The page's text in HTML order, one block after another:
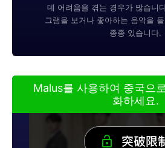
데 어려움을 겪는 경우가 많습니
그램을 보거나 좋아하는 음악을
종종 있습니다.
Malus를 사용하여 중국으
화하세요.